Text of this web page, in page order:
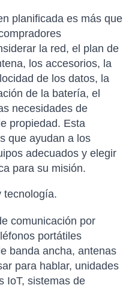
planificada es más que
la red, el plan de
los accesorios, la
de los datos, la
de la batería, el
necesidades de
propiedad. Esta
que ayudan a los
adecuados y elegir
para su misión.
tecnología.
comunicación por
portátiles
banda ancha, antenas
para hablar, unidades
IoT, sistemas de